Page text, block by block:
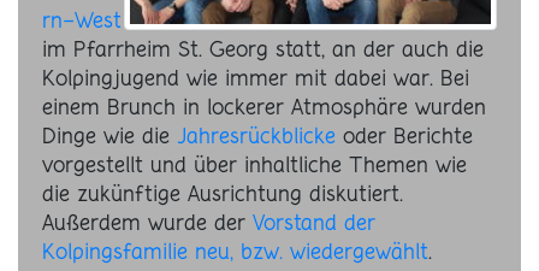
rn-West
im Pfarrheim St. Georg statt, an der auch die
Kolpingjugend wie immer mit dabei war. Bei
einem Brunch in lockerer Atmosphäre wurden
Dinge wie die Jahresrückblicke oder Berichte
vorgestellt und über inhaltliche Themen wie
die zukünftige Ausrichtung diskutiert.
Außerdem wurde der Vorstand der
Kolpingsfamilie neu, bzw. wiedergewählt.